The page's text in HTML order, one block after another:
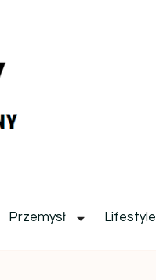
Przemysł Lifestyle